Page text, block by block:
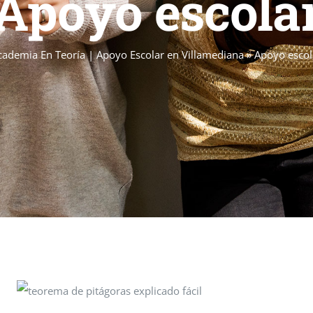
En Teoría | Apoyo Escolar en Villamediana»Apoyo